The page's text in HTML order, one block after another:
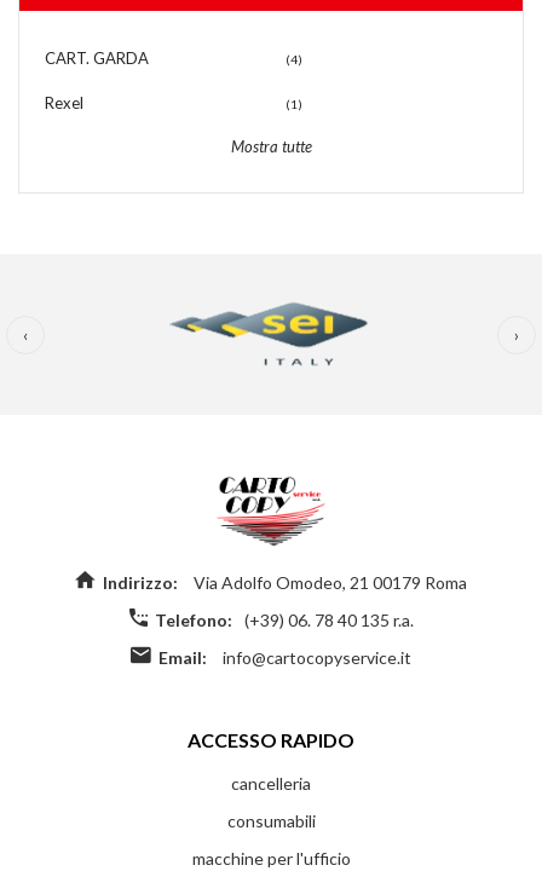
CART. GARDA (4)
Rexel (1)
Mostra tutte
‹ ›
Indirizzo:
Via Adolfo Omodeo, 21 00179 Roma
Telefono:
(+39) 06. 78 40 135 r.a.
Email:
info@cartocopyservice.it
ACCESSO RAPIDO
cancelleria
consumabili
macchine per l'ufficio